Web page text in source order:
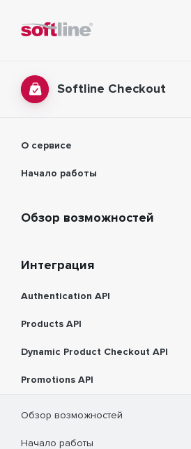
Softline Checkout
О сервисе
Начало работы
Обзор возможностей
Интеграция
Authentication API
Products API
Dynamic Product Checkout API
Promotions API
Обзор возможностей
Начало работы